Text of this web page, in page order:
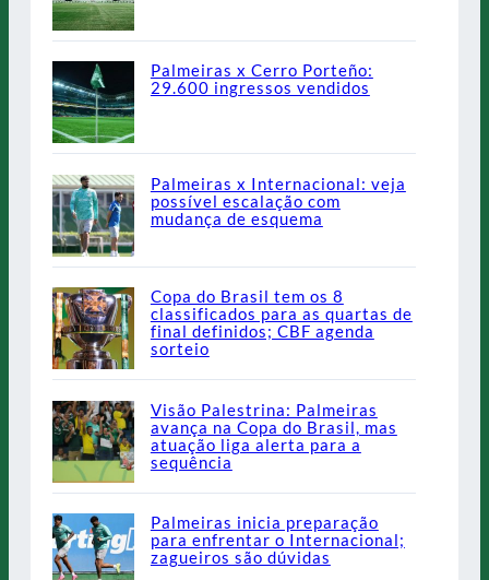
Palmeiras x Cerro Porteño:
29.600 ingressos vendidos
Palmeiras x Internacional: veja
possível escalação com
mudança de esquema
Copa do Brasil tem os 8
classificados para as quartas de
final definidos; CBF agenda
sorteio
Visão Palestrina: Palmeiras
avança na Copa do Brasil, mas
atuação liga alerta para a
sequência
Palmeiras inicia preparação
para enfrentar o Internacional;
zagueiros são dúvidas